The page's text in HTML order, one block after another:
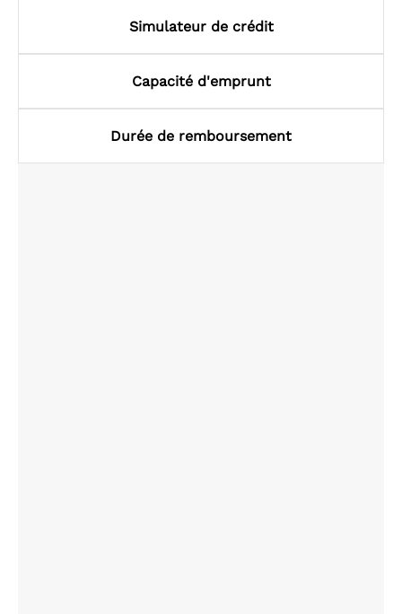
Simulateur de crédit
Capacité d'emprunt
Durée de remboursement